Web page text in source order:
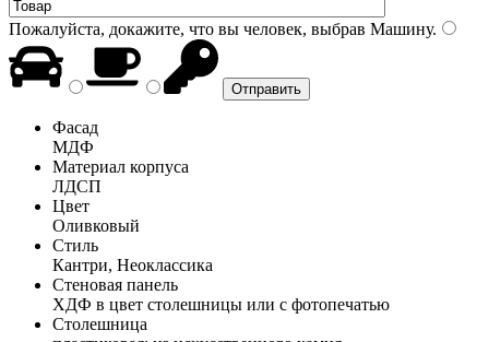
Пожалуйста, докажите, что вы человек, выбрав Машину.
Фасад
МДФ
Материал корпуса
ЛДСП
Цвет
Оливковый
Стиль
Кантри, Неоклассика
Стеновая панель
ХДФ в цвет столешницы или с фотопечатью
Столешница